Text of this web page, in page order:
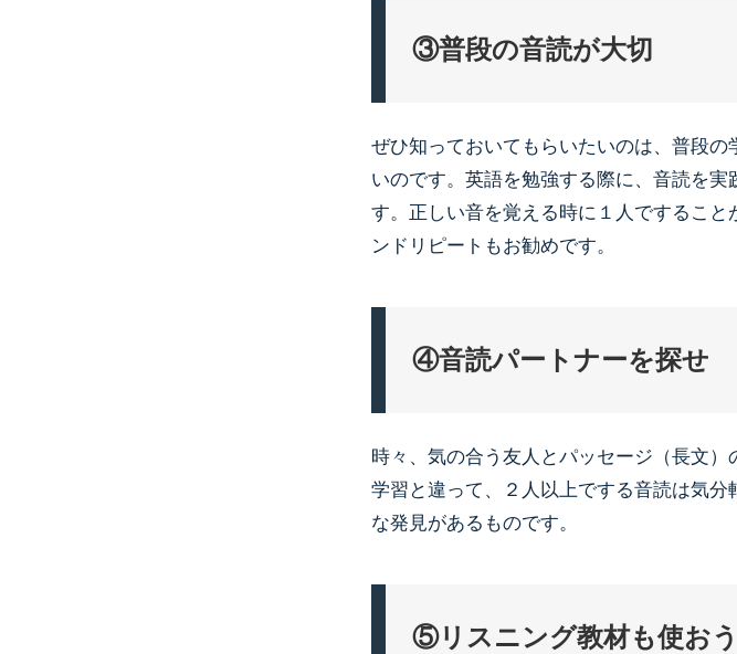
③普段の音読が大切
ぜひ知っておいてもらいたいのは、普段
いのです。英語を勉強する際に、音読を
す。正しい音を覚える時に１人でするこ
ンドリピートもお勧めです。
④音読パートナーを探せ
時々、気の合う友人とパッセージ（長文
学習と違って、２人以上でする音読は気
な発見があるものです。
⑤リスニング教材も使おう